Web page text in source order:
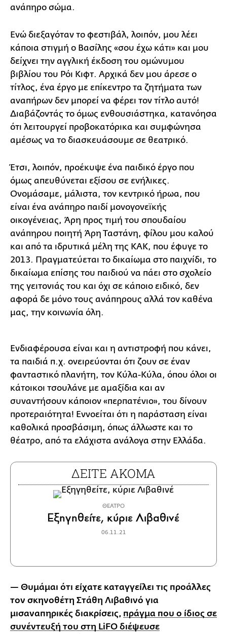
ανάπηρο σώμα.
Ενώ διεξαγόταν το φεστιβάλ, λοιπόν, μου λέει
κάποια στιγμή ο Βασίλης «σου έχω κάτι» και μου
δείχνει την αγγλική έκδοση του ομώνυμου
βιβλίου του Ρόι Κιφτ. Αρχικά δεν μου άρεσε ο
τίτλος, ένα έργο με επίκεντρο τα ζητήματα των
αναπήρων δεν μπορεί να φέρει τον τίτλο αυτό!
Διαβάζοντάς το όμως ενθουσιάστηκα, κατανόησα
ότι λειτουργεί προβοκατόρικα και συμφώνησα
αμέσως να το διασκευάσουμε σε θεατρικό.
Έτσι, λοιπόν, προέκυψε ένα παιδικό έργο που
όμως απευθύνεται εξίσου σε ενήλικες.
Ονομάσαμε, μάλιστα, τον κεντρικό ήρωα, που
είναι ένα ανάπηρο παιδί μονογονεϊκής
οικογένειας, Άρη προς τιμή του σπουδαίου
ανάπηρου ποιητή Άρη Ταστάνη, φίλου μου καλού
και από τα ιδρυτικά μέλη της ΚΑΚ, που έφυγε το
2013. Πραγματεύεται το δικαίωμα στο παιχνίδι, το
δικαίωμα επίσης του παιδιού να πάει στο σχολείο
της γειτονιάς του και όχι σε κάποιο ειδικό, δεν
αφορά δε μόνο τους ανάπηρους αλλά τον καθένα
μας, την κοινωνία όλη.
Ενδιαφέρουσα είναι και η αντιστροφή που κάνει,
τα παιδιά π.χ. ονειρεύονται ότι ζουν σε έναν
φανταστικό πλανήτη, τον Κύλα-Κύλα, όπου όλοι οι
κάτοικοι τσουλάνε με αμαξίδια και αν
συναντήσουν κάποιον «περπατένιο», του δίνουν
προτεραιότητα! Εννοείται ότι η παράσταση είναι
καθολικά προσβάσιμη, όπως άλλωστε και το
θέατρο, από τα ελάχιστα ανάλογα στην Ελλάδα.
ΔΕΙΤΕ ΑΚΟΜΑ
ΘΕΑΤΡΟ
Εξηγηθείτε, κύριε Λιβαθινέ
06.11.21
— Θυμάμαι ότι είχατε καταγγείλει τις προάλλες
τον σκηνοθέτη Στάθη Λιβαθινό για
μισαναπηρικές διακρίσεις, πράγμα που ο ίδιος σε
συνέντευξή του στη LiFO διέψευσε